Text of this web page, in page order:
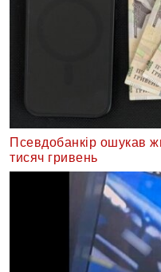
Псевдобанкір ошукав
тисяч гривень